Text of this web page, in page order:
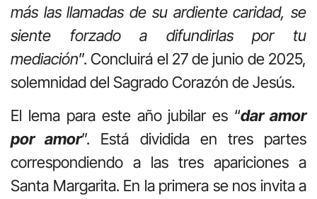
más las llamadas de su ardiente caridad, se
siente forzado a difundirlas por tu
mediación”. Concluirá el 27 de junio de 2025,
solemnidad del Sagrado Corazón de Jesús.
El lema para este año jubilar es “dar amor
por amor”. Está dividida en tres partes
correspondiendo a las tres apariciones a
Santa Margarita. En la primera se nos invita a